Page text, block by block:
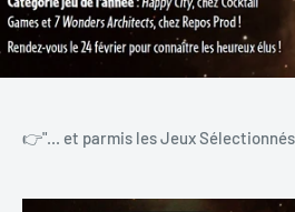
👉"... et parmis les Jeux Sélectionnés